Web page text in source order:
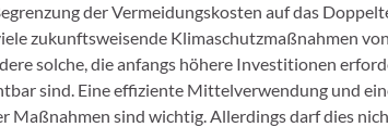
der Vermeidungskosten auf das
zukunftsweisende Klimaschutzmaßnahmen
solche, die anfangs höhere Investitionen
sind. Eine effiziente Mittelverwendung und
Maßnahmen sind wichtig. Allerdings darf dies